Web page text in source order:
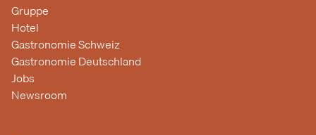
Gruppe
Hotel
Gastronomie Schweiz
Gastronomie Deutschland
Jobs
Newsroom